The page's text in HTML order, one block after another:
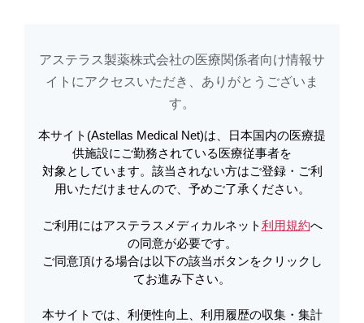
アステラスメディカルネットでは、利便性向上、利用履歴の収集・集計のた
Cookieを利用してアクセスデータを取得しています。詳しくは 利用規約
適正使用資材（患者向け） | ベシケ
アOD錠の服用・保管方法（2022年4
PDFをダウンロード
アステラス製薬株式会社の医療関係者向け情報サ
イトに​アクセスいただき、ありがとうございま
す。​
本サイト(Astellas Medical Net)は、日本国内の医療提
供施設にご勤務されている医療従事者を
対象としています。該当されない方はご登録・ご利
用いただけませんので、予めご了承ください。
ご利用にはアステラスメディカルネット利用規約へ
の同意が必要です。
ご同意頂ける場合は以下の該当ボタンをクリックし
てお進み下さい。
本サイトでは、利便性向上、利用履歴の収集・集計